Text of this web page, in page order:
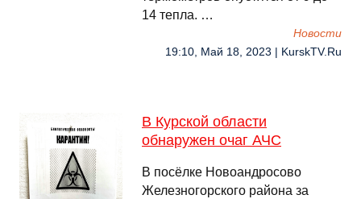
14 тепла. …
Новости
19:10, Май 18, 2023 | KurskTV.Ru
В Курской области
обнаружен очаг АЧС
В посёлке Новоандросово
Железногорского района за